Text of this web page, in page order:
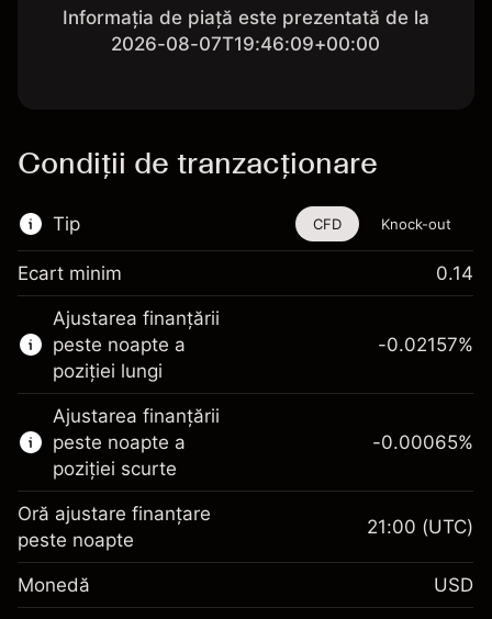
Informația de piață este prezentată de la
2026-08-07T19:46:09+00:00
Condiții de tranzacționare
Tip
Acest instrument financiar este disponibil
pentru tranzacționare prin CFD-uri și Knock-
out-uri.
Aflați mai multe despre:
CFD-uri
Knock-out-uri
CFD Knock-out
Ecart minim 0.14
Ajustarea finanțării
peste noapte a
poziției lungi
Marja. Investiția Dvs.
$1,000.00
Ajustare finanțare peste
-0.021568
-0.02157%
Ajustarea finanțării
peste noapte a
poziției scurte
-0.00065%
Oră ajustare finanțare
peste noapte
21:00 (UTC)
Monedă USD